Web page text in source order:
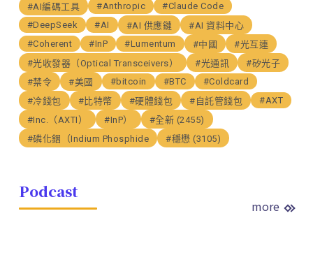
#AI編碼工具
#Anthropic
#Claude Code
#DeepSeek
#AI #AI 供應鏈
#AI 資料中心
#Coherent
#InP #Lumentum #中國
#光互連
#光收發器（Optical Transceivers）
#光通訊
#矽光子
#禁令
#美國 #bitcoin #BTC
#Coldcard
#冷錢包
#比特幣 #硬體錢包 #自託管錢包
#AXT
#Inc.（AXTI）
#InP）
#全新 (2455)
#磷化銦（Indium Phosphide
#穩懋 (3105)
Podcast
more